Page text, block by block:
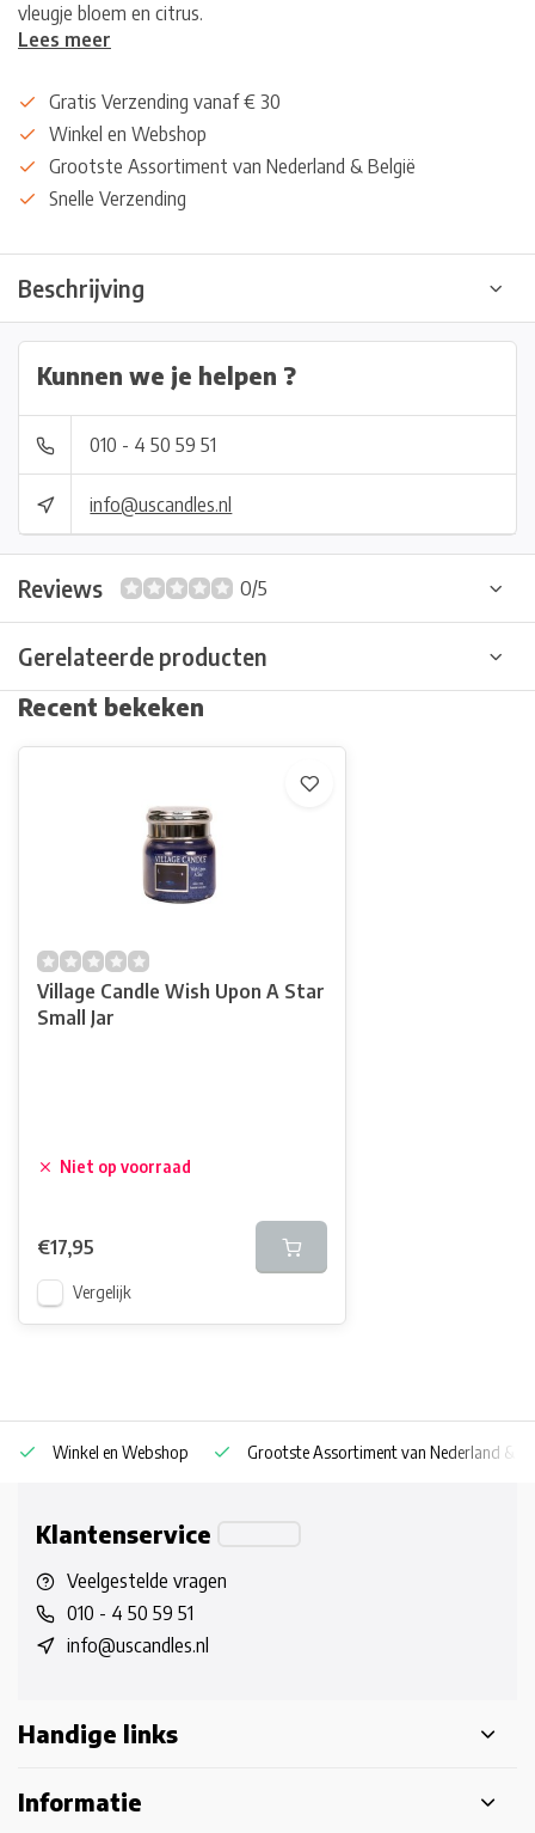
vleugje bloem en citrus.
Lees meer
Gratis Verzending vanaf € 30
Winkel en Webshop
Grootste Assortiment van Nederland & België
Snelle Verzending
Beschrijving
Kunnen we je helpen ?
010 - 4 50 59 51
info@uscandles.nl
Reviews 0/5
Gerelateerde producten
Recent bekeken
Village Candle Wish Upon A Star
Small Jar
Niet op voorraad
€17,95
Vergelijk
Winkel en Webshop Grootste Assortiment van Nederland &
Klantenservice
Veelgestelde vragen
010 - 4 50 59 51
info@uscandles.nl
Handige links
Informatie